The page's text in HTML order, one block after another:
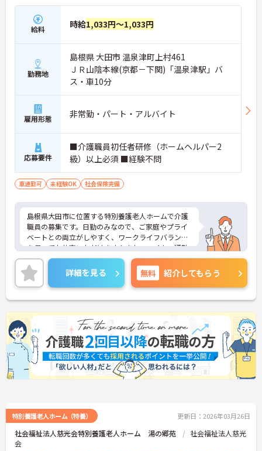
給料 時給1,033円～1,033円
勤務地
島根県 大田市 温泉津町上村461
ＪＲ山陰本線(京都－下関)「温泉津駅」バ
ス・車10分
雇用形態 非常勤・パート・アルバイト
応募要件
■介護職員初任者研修（ホームヘルパー2
級）以上必須 ■経験不問
車通勤可 未経験OK 社会保険完備
島根県大田市に位置する特別養護老人ホームで介護
職員の募集です。日勤のみなので、ご家庭やプライ
ベートとの両立がしやすく、ワークライフバランス
を保ってお仕事いただけます！また、マイカー通勤
OK◎無料駐車場完備で安心です♪ご興味のある方は
ご面接のポイントお伝えしますのでご気軽にお問い
合わせください。
詳細を見る 無料 紹介してもらう
特別養護老人ホーム（特養） 更新日：2026年03月26日
社会福祉法人慈光会特別養護老人ホーム 湯の郷苑
社会福祉法人慈光
会